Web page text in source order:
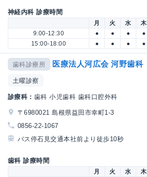
神経内科 診療時間
月 火 水 木
9:00-12:30
● ● ● ●
15:00-18:00
● ● ● ●
歯科診療所 医療法人河広会 河野歯科
土曜診察
診療科： 歯科 小児歯科 歯科口腔外科
〒6980021 島根県益田市幸町1-3
0856-22-1067
バス停石見交通本社前より徒歩10秒
歯科 診療時間
月 火 水 木